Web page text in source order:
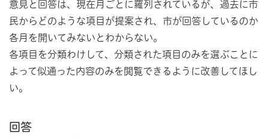
意見と回答は、現在月ごとに羅列されているが、過去に市
民からどのような項目が提案され、市が回答しているのか
各月を開いてみないとわからない。
各項目を分類わけして、分類された項目のみを選ぶことに
よって似通った内容のみを閲覧できるように改善してほし
い。
回答